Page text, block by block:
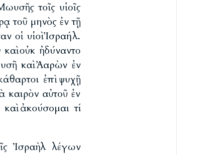
τοῖς υἱοῖς
τοῦ μηνὸς ἐν τῇ
οἱ υἱοὶ Ἰσραήλ.
οὐκ ἠδύναντο
καὶ Ἀαρὼν ἐν
ἐπὶ ψυχῇ
αὐτοῦ ἐν
ἀκούσομαι τί
Ἰσραὴλ λέγων